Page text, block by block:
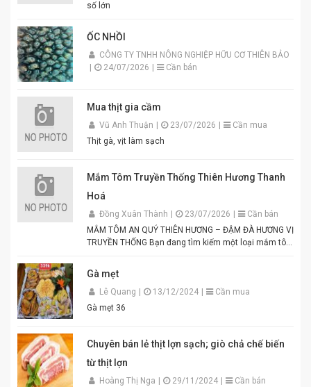
số lớn
ỐC NHỒI
CÔNG TY TNHH NÔNG NGHIỆP HỮU CƠ THIÊN BẢO
24/07/2026 Cần bán
Mua thịt gia cầm
Vũ Anh Thuận 23/07/2026
Cần mua
Thịt gà, vịt làm sạch
Mắm Tôm Truyền Thống Thiên Hương Thanh
Hoá
Đồng Xuân Thành 23/07/2026
Cần bán
MẮM TÔM AN QUÝ THIÊN HƯƠNG – ĐẬM ĐÀ HƯƠNG VỊ
TRUYỀN THỐNG Bạn đang tìm kiếm một loại mắm tôm
Mắm tôm An Quý Thiên Hương chính là lựa chọn hoàn
hảo cho mọi gia đình Việt. Được sản xuất từ tôm tươi
tuyển chọn theo quy trình lên men truyền thống. Màu
tím đặc trưng, hương thơm tự nhiên, vị đậm đà hài
Đóng gói tiện lợi, đảm bảo vệ sinh an toàn thực phẩm.
Hương vị thơm ngon chuẩn truyền thống. Độ sánh
mịn, màu sắc đẹp mắt. Dễ pha chế, dễ sử dụng. Phù
Gà mẹt
Lê Quang 13/12/2024
Cần mua
Gà mẹt 36
Chuyên bán lẻ thịt lợn sạch; giò chả chế biến
từ thịt lợn
Hoàng Thị Nga 29/11/2024
Cần bán